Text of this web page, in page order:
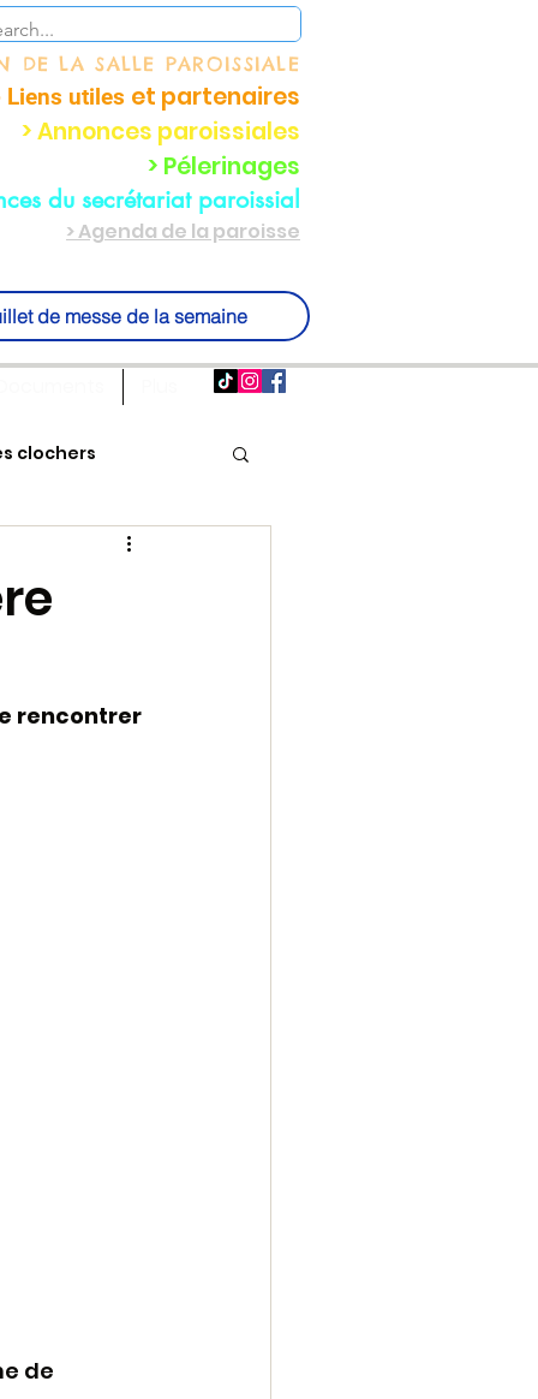
DE LA SALLE PAROISSIALE
Liens utiles et partenaires
> Annonces paroissiales
> Pélerinages
du secrétariat paroissial
> Agenda de la paroisse
de messe de la semaine
clochers
archive
rencontrer
de